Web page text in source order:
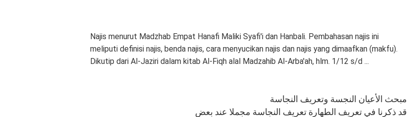
Najis menurut Madzhab Empat Hanafi Maliki Syafi'i dan Hanbali. Pembahasan najis ini
meliputi definisi najis, benda najis, cara menyucikan najis dan najis yang dimaafkan (makfu).
Dikutip dari Al-Jaziri dalam kitab Al-Fiqh alal Madzahib Al-Arba'ah, hlm. 1/12 s/d ...
مبحث الأعيان النجسة وتعريف النجاسة
قد ذكرنا في تعريف الطهارة تعريف النجاسة مجملا عند بعض